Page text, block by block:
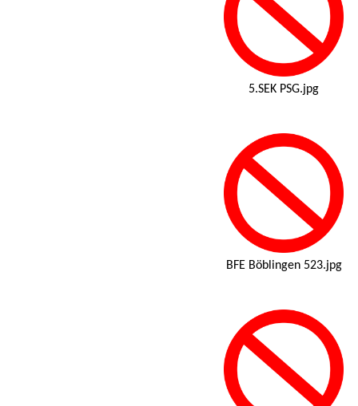
5.SEK PSG.jpg
BFE Böblingen 523.jpg